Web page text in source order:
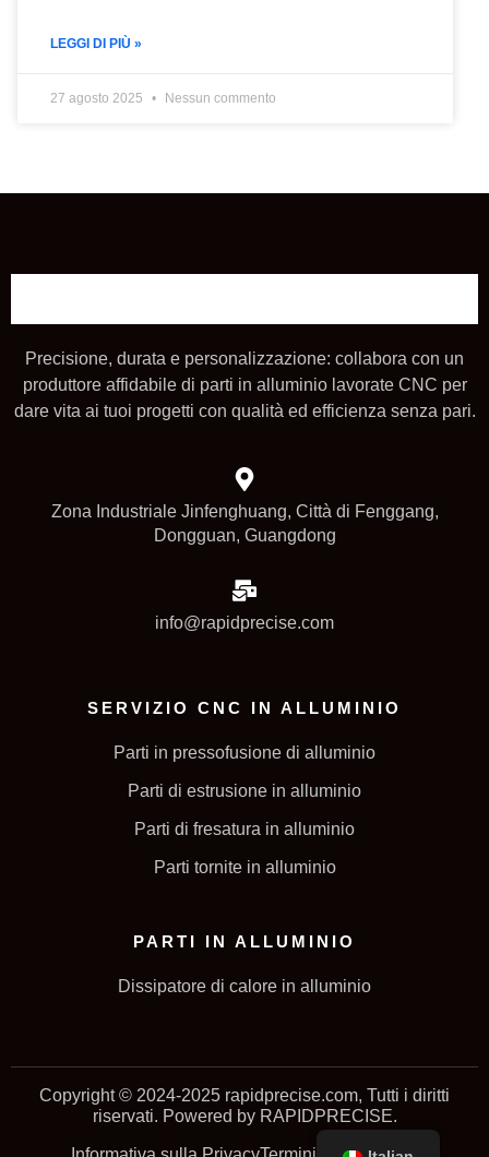
LEGGI DI PIÙ »
27 agosto 2025 Nessun commento
Precisione, durata e personalizzazione: collabora con un
produttore affidabile di parti in alluminio lavorate CNC per
dare vita ai tuoi progetti con qualità ed efficienza senza pari.
Zona Industriale Jinfenghuang, Città di Fenggang,
Dongguan, Guangdong
info@rapidprecise.com
SERVIZIO CNC IN ALLUMINIO
Parti in pressofusione di alluminio
Parti di estrusione in alluminio
Parti di fresatura in alluminio
Parti tornite in alluminio
PARTI IN ALLUMINIO
Dissipatore di calore in alluminio
Copyright © 2024-2025 rapidprecise.com, Tutti i diritti
riservati. Powered by RAPIDPRECISE.